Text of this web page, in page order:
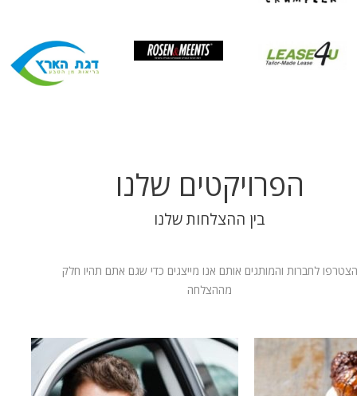
הפרויקטים שלנו
בין ההצלחות שלנו
הצטרפו לחברות והמותגים אותם אנו מייצגים כדי שגם אתם תהיו חלק
מההצלחה